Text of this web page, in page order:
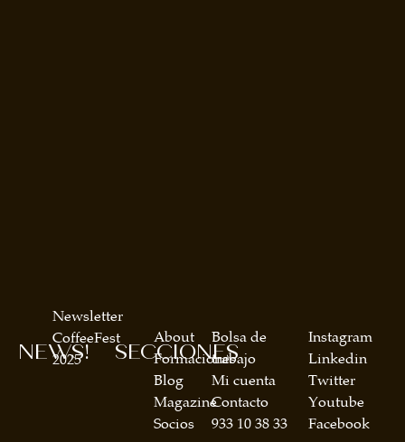
SECCIONES
About
Formaciones
Blog
Magazine
Socios
Bolsa de
trabajo
Mi cuenta
Contacto
933 10 38 33
NEWS!
Newsletter
CoffeeFest
2025
Instagram
Linkedin
Twitter
Youtube
Facebook